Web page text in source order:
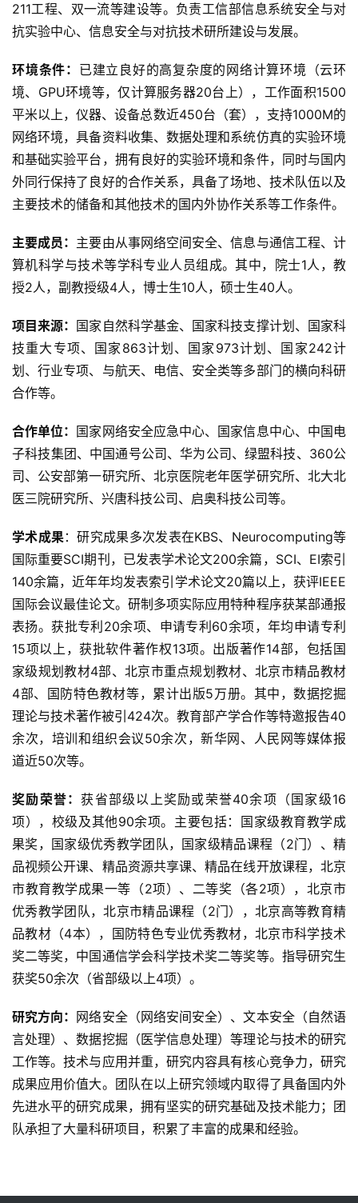
211工程、双一流等建设等。负责工信部信息系统安全与对
抗实验中心、信息安全与对抗技术研所建设与发展。
环境条件： 已建立良好的高复杂度的网络计算环境（云环
境、GPU环境等，仅计算服务器20台上），工作面积1500
平米以上，仪器、设备总数近450台（套），支持1000M的
网络环境，具备资料收集、数据处理和系统仿真的实验环境
和基础实验平台，拥有良好的实验环境和条件，同时与国内
外同行保持了良好的合作关系，具备了场地、技术队伍以及
主要技术的储备和其他技术的国内外协作关系等工作条件。
主要成员： 主要由从事网络空间安全、信息与通信工程、计
算机科学与技术等学科专业人员组成。其中，院士1人，教
授2人，副教授级4人，博士生10人，硕士生40人。
项目来源： 国家自然科学基金、国家科技支撑计划、国家科
技重大专项、国家863计划、国家973计划、国家242计
划、行业专项、与航天、电信、安全类等多部门的横向科研
合作等。
合作单位： 国家网络安全应急中心、国家信息中心、中国电
子科技集团、中国通号公司、华为公司、绿盟科技、360公
司、公安部第一研究所、北京医院老年医学研究所、北大北
医三院研究所、兴唐科技公司、启奥科技公司等。
学术成果：研究成果多次发表在KBS、Neurocomputing等
国际重要SCI期刊，已发表学术论文200余篇，SCI、EI索引
140余篇，近年年均发表索引学术论文20篇以上，获评IEEE
国际会议最佳论文。研制多项实际应用特种程序获某部通报
表扬。获批专利20余项、申请专利60余项，年均申请专利
15项以上，获批软件著作权13项。出版著作14部，包括国
家级规划教材4部、北京市重点规划教材、北京市精品教材
4部、国防特色教材等，累计出版5万册。其中，数据挖掘
理论与技术著作被引424次。教育部产学合作等特邀报告40
余次，培训和组织会议50余次，新华网、人民网等媒体报
道近50次等。
奖励荣誉：获省部级以上奖励或荣誉40余项（国家级16
项），校级及其他90余项。主要包括：国家级教育教学成
果奖，国家级优秀教学团队，国家级精品课程（2门）、精
品视频公开课、精品资源共享课、精品在线开放课程，北京
市教育教学成果一等（2项）、二等奖（各2项），北京市
优秀教学团队，北京市精品课程（2门），北京高等教育精
品教材（4本），国防特色专业优秀教材，北京市科学技术
奖二等奖，中国通信学会科学技术奖二等奖等。指导研究生
获奖50余次（省部级以上4项）。
研究方向： 网络安全（网络安间安全）、文本安全（自然语
言处理）、数据挖掘（医学信息处理）等理论与技术的研究
工作等。技术与应用并重，研究内容具有核心竞争力，研究
成果应用价值大。团队在以上研究领域内取得了具备国内外
先进水平的研究成果，拥有坚实的研究基础及技术能力；团
队承担了大量科研项目，积累了丰富的成果和经验。